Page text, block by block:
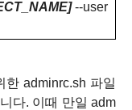
--user
한 adminrc.sh 파일
다. 이때 만일adm